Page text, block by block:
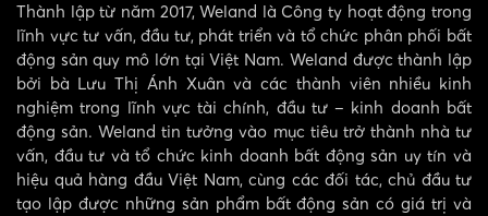
Thành lập từ năm 2017, Weland là Công ty hoạt động trong
lĩnh vực tư vấn, đầu tư, phát triển và tổ chức phân phối bất
động sản quy mô lớn tại Việt Nam. Weland được thành lập
bởi bà Lưu Thị Ánh Xuân và các thành viên nhiều kinh
nghiệm trong lĩnh vực tài chính, đầu tư – kinh doanh bất
động sản. Weland tin tưởng vào mục tiêu trở thành nhà tư
vấn, đầu tư và tổ chức kinh doanh bất động sản uy tín và
hiệu quả hàng đầu Việt Nam, cùng các đối tác, chủ đầu tư
tạo lập được những sản phẩm bất động sản có giá trị và